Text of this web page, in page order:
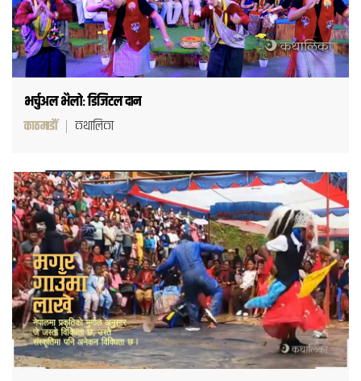
भर्चुअल भैलोः डिजिटल दान
काठमाडौं कथालिका